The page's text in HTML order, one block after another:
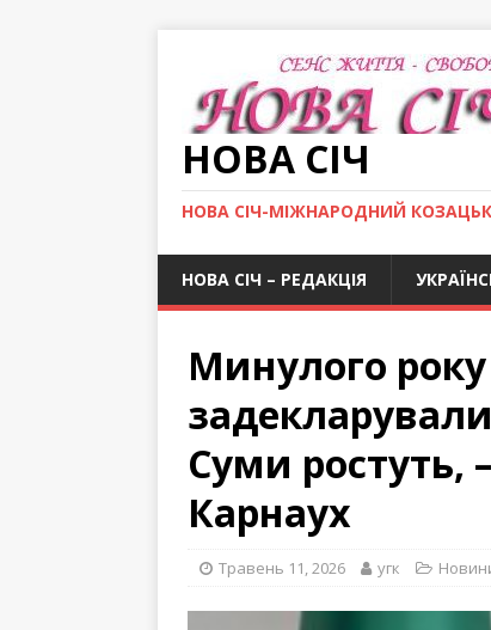
НОВА СІЧ
НОВА СІЧ-МІЖНАРОДНИЙ
НОВА СІЧ – РЕДАКЦІЯ
Минулого
Суми ростуть,
Карнаух
Травень 11, 2026 угк